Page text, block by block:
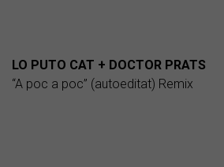
LO PUTO CAT + DOCTOR PRATS
“A poc a poc” (autoeditat) Remix